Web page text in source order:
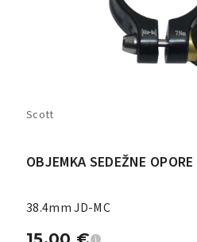
Scott
OBJEMKA SEDEŽNE
38.4mm JD-MC